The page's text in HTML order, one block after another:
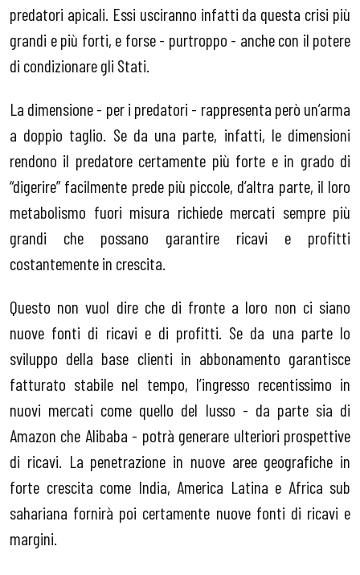
predatori apicali. Essi usciranno infatti da questa crisi più
grandi e più forti, e forse - purtroppo - anche con il potere
di condizionare gli Stati.
La dimensione - per i predatori - rappresenta però un’arma
a doppio taglio. Se da una parte, infatti, le dimensioni
rendono il predatore certamente più forte e in grado di
“digerire” facilmente prede più piccole, d’altra parte, il loro
metabolismo fuori misura richiede mercati sempre più
grandi che possano garantire ricavi e profitti
costantemente in crescita.
Questo non vuol dire che di fronte a loro non ci siano
nuove fonti di ricavi e di profitti. Se da una parte lo
sviluppo della base clienti in abbonamento garantisce
fatturato stabile nel tempo, l’ingresso recentissimo in
nuovi mercati come quello del lusso - da parte sia di
Amazon che Alibaba - potrà generare ulteriori prospettive
di ricavi. La penetrazione in nuove aree geografiche in
forte crescita come India, America Latina e Africa sub
sahariana fornirà poi certamente nuove fonti di ricavi e
margini.